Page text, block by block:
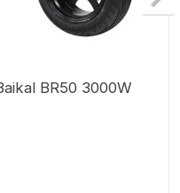
BR50 3000W